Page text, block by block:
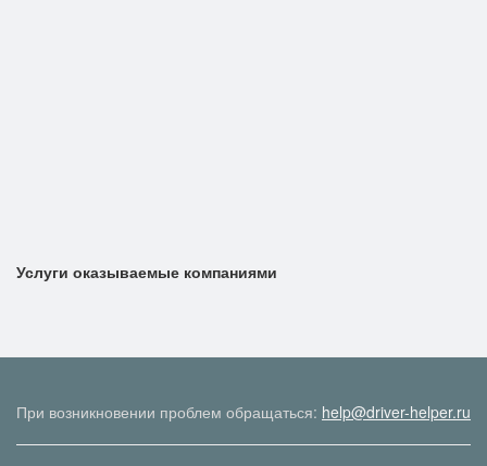
Услуги оказываемые компаниями
При возникновении проблем обращаться: help@driver-helper.ru